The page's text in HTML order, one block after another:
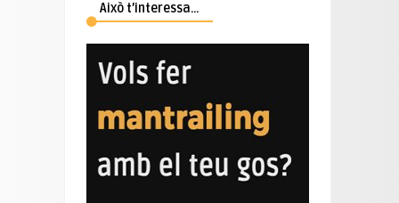
Això t’interessa…